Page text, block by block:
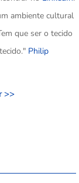
ambiente cultural
que ser o tecido
Philip
>>